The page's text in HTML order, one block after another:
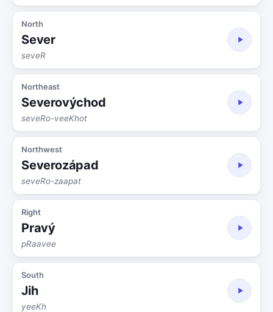
North
Sever
seveR
Northeast
Severovýchod
seveRo-veeKhot
Northwest
Severozápad
seveRo-zaapat
Right
Pravý
pRaavee
South
Jih
yeeKh